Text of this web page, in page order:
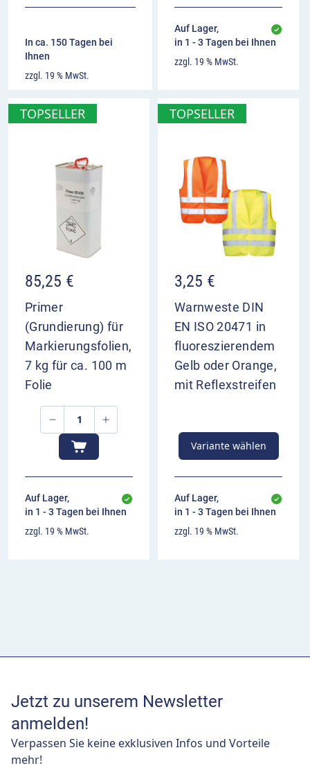
In ca. 150 Tagen bei
Ihnen
zzgl. 19 % MwSt.
Auf Lager,
in 1 - 3 Tagen bei Ihnen
zzgl. 19 % MwSt.
TOPSELLER
85,25 €
Primer
(Grundierung) für
Markierungsfolien,
7 kg für ca. 100 m
Folie
Auf Lager,
in 1 - 3 Tagen bei Ihnen
zzgl. 19 % MwSt.
TOPSELLER
3,25 €
Warnweste DIN
EN ISO 20471 in
fluoreszierendem
Gelb oder Orange,
mit Reflexstreifen
Variante wählen
Auf Lager,
in 1 - 3 Tagen bei Ihnen
zzgl. 19 % MwSt.
Jetzt zu unserem Newsletter
anmelden!
Verpassen Sie keine exklusiven Infos und Vorteile
mehr!